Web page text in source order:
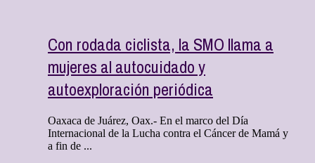
Con rodada ciclista, la SMO llama a
mujeres al autocuidado y
autoexploración periódica
Oaxaca de Juárez, Oax.- En el marco del Día
Internacional de la Lucha contra el Cáncer de Mamá y
a fin de ...